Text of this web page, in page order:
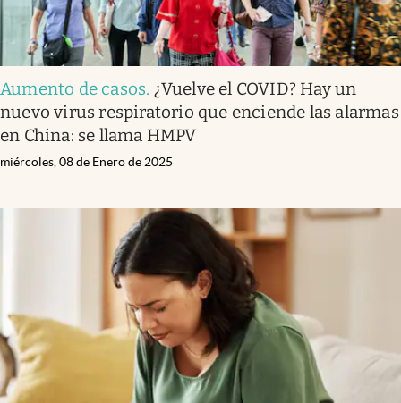
Aumento de casos. ¿Vuelve el COVID? Hay un
nuevo virus respiratorio que enciende las alarmas
en China: se llama HMPV
miércoles, 08 de Enero de 2025